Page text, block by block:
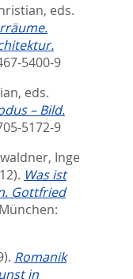
, eds.
5400-9
, eds.
– Bild.
5172-9
Inge
Was ist
Gottfried
München:
Romanik
in